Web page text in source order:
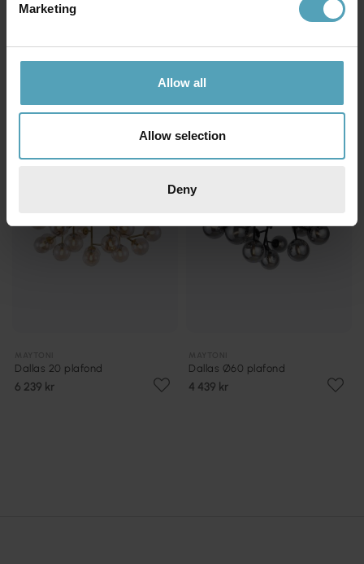
Marketing
Allow all
Allow selection
Deny
Rida 78cm plafond
6 759 kr
Dallas 20 plafond
6 239 kr
Dallas 20 plafond
6 239 kr
Dallas Ø60 plafond
4 439 kr